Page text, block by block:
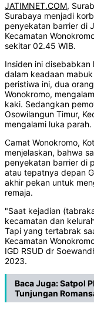
JATIMNET.COM,
Surabaya menjadi
penyekatan barrier di
Kecamatan
sekitar 02.45 WIB.
Insiden ini
dalam keadaan
peristiwa ini, dua
Wonokromo,
kaki. Sedangkan
Osowilangun Timur,
mengalami luka parah.
Camat Wonokromo,
menjelaskan, bahwa
penyekatan barrier di
atau tepatnya depan
akhir pekan untuk
remaja.
"Saat kejadian
kecamatan dan
Tapi yang tertabrak
Kecamatan
IGD RSUD dr
2023.
Baca Juga:Satpol
Tunjungan